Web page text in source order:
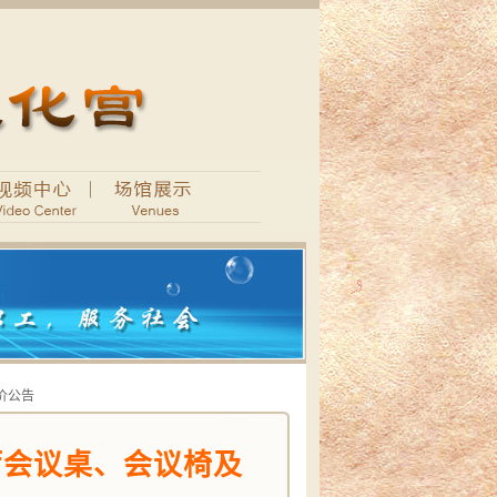
公告
议桌、会议椅及